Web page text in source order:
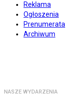
Reklama
Ogłoszenia
Prenumerata
Archiwum
NASZE WYDARZENIA